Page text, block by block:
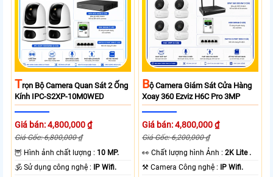
TRọn Bộ Camera Quan Sát 2 Ống
Kính IPC-S2XP-10M0WED
Giá bán: 4,800,000 ₫
Giá Gốc: 6,800,000 ₫
🦉 Hình ảnh chất lượng : 10 MP.
🕉️ Sử dụng công nghệ :
IP Wifi.
BỘ Camera Giám Sát Cửa Hàng
Xoay 360 Ezviz H6C Pro 3MP
Giá bán: 4,800,000 ₫
Giá Gốc: 6,200,000 ₫
️👀 Chất lượng hình Ảnh :2K Lite .
⚒ Camera Công nghệ :
IP Wifi.